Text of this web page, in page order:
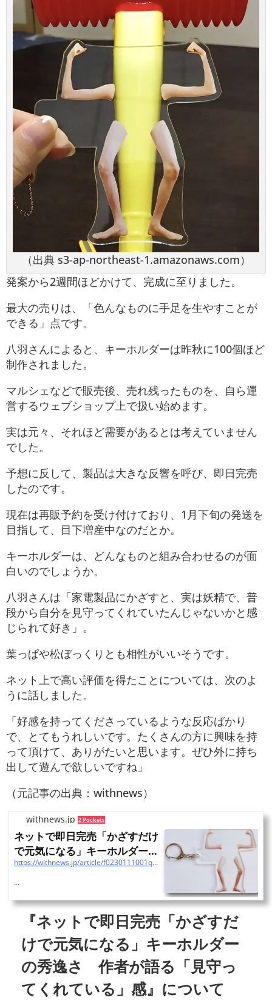
（出典 s3-ap-northeast-1.amazonaws.com）
発案から2週間ほどかけて、完成に至りました。
最大の売りは、「色んなものに手足を生やすことが
できる」点です。
八羽さんによると、キーホルダーは昨秋に100個ほど
制作されました。
マルシェなどで販売後、売れ残ったものを、自ら運
営するウェブショップ上で扱い始めます。
実は元々、それほど需要があるとは考えていません
でした。
予想に反して、製品は大きな反響を呼び、即日完売
したのです。
現在は再販予約を受け付けており、1月下旬の発送を
目指して、目下増産中なのだとか。
キーホルダーは、どんなものと組み合わせるのが面
白いのでしょうか。
八羽さんは「家電製品にかざすと、実は妖精で、普
段から自分を見守ってくれていたんじゃないかと感
じられて好き」。
葉っぱや松ぼっくりとも相性がいいそうです。
ネット上で高い評価を得たことについては、次のよ
うに話しました。
「好感を持ってくださっているような反応ばかり
で、とてもうれしいです。たくさんの方に興味を持
って頂けて、ありがたいと思います。ぜひ外に持ち
出して遊んで欲しいですね」
（元記事の出典：withnews）
withnews.jp 2 Pockets
ネットで即日完売「かざすだけ
で元気になる」キーホルダーの
秀逸さ
https://withnews.jp/article/f0230111001qq000000000000000W08u10201qq000025415A
...
『ネットで即日完売「かざすだ
けで元気になる」キーホルダー
の秀逸さ 作者が語る「見守っ
てくれている」感』について